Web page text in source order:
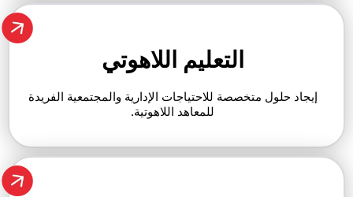
التعليم اللاهوتي
متخصصة للاحتياجات الإدارية والمجتمعية الفريدة